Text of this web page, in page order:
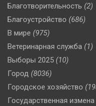
Благотворительность (2)
Благоустройство (686)
В мире (975)
Ветеринарная служба (1)
Выборы 2025 (10)
Город (8036)
Городское хозяйство
Государственная измена